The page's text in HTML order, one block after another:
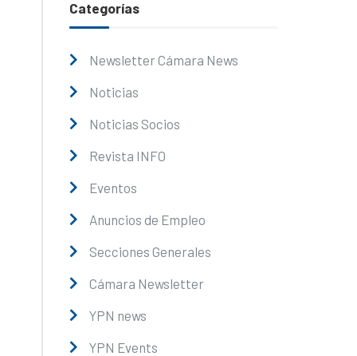
Categorías
Newsletter Cámara News
Noticias
Noticias Socios
Revista INFO
Eventos
Anuncios de Empleo
Secciones Generales
Cámara Newsletter
YPN news
YPN Events